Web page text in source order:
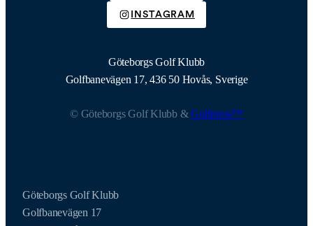
INSTAGRAM
Göteborgs Golf Klubb
Golfbanevägen 17, 436 50 Hovås, Sverige
© Göteborgs Golf Klubb &Golfpress™
Göteborgs Golf Klubb
Golfbanevägen 17